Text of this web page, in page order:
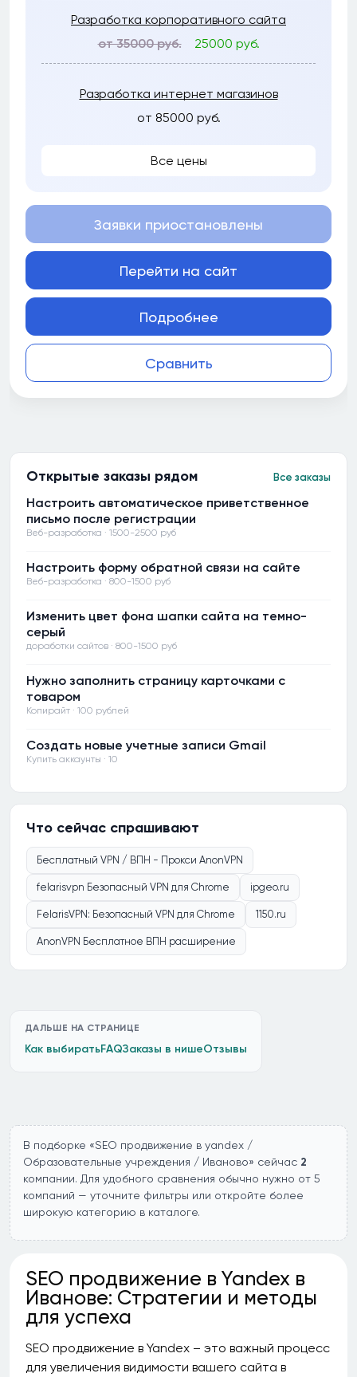
Разработка корпоративного сайта
от 35000 руб.
25000 руб.
Разработка интернет магазинов
от 85000 руб.
Все цены
Сравнить
Заявки приостановлены
Перейти на сайт
Подробнее
Открытые заказы рядом Все заказы
Настроить автоматическое приветственное
письмо после регистрации
Веб-разработка · 1500-2500 руб
Настроить форму обратной связи на сайте
Веб-разработка · 800-1500 руб
Изменить цвет фона шапки сайта на темно-
серый
доработки сайтов · 800-1500 руб
Нужно заполнить страницу карточками с
товаром
Копирайт · 100 рублей
Создать новые учетные записи Gmail
Купить аккаунты · 10
Что сейчас спрашивают
Бесплатный VPN / ВПН - Прокси AnonVPN
felarisvpn Безопасный VPN для Chrome ipgeo.ru
FelarisVPN: Безопасный VPN для Chrome 1150.ru
AnonVPN Бесплатное ВПН расширение
ДАЛЬШЕ НА СТРАНИЦЕ
Как выбиратьFAQЗаказы в нишеОтзывы
В подборке «SEO продвижение в yandex /
Образовательные учреждения / Иваново» сейчас 2
компании. Для удобного сравнения обычно нужно от 5
компаний — уточните фильтры или откройте более
широкую категорию в каталоге.
SEO продвижение в Yandex в
Иванове: Стратегии и методы
для успеха
SEO продвижение в Yandex – это важный процесс
для увеличения видимости вашего сайта в